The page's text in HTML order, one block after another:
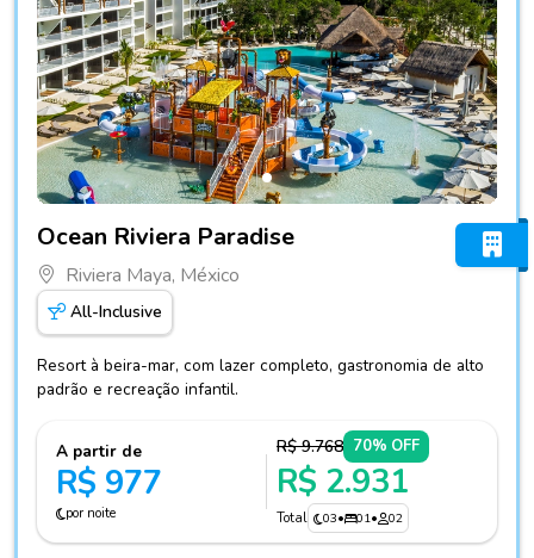
Ocean Riviera Paradise
Riviera Maya, México
All-Inclusive
Resort à beira-mar, com lazer completo, gastronomia de alto
padrão e recreação infantil.
A partir de
R$ 977
por noite
R$ 9.768 70% OFF
R$ 2.931
Total 03• 01• 02